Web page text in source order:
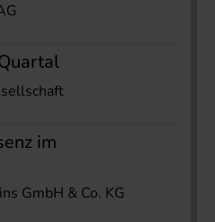
im
GmbH & Co. KG